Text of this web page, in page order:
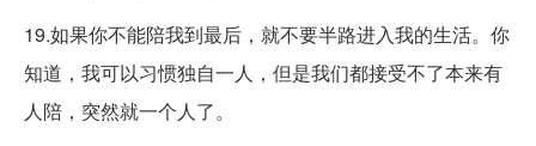
19.如果你不能陪我到最后，就不要半路进入我的生活。你
知道，我可以习惯独自一人，但是我们都接受不了本来有
人陪，突然就一个人了。